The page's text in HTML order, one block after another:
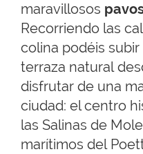
maravillosos
Recorriendo las
colina podéis
terraza natural
disfrutar de una
ciudad: el centro
las Salinas de
marítimos del